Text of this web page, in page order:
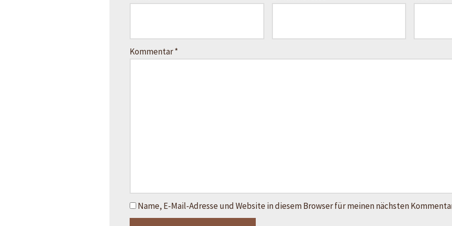
Kommentar*
Name, E-Mail-Adresse und Website in diesem Browser für meinen nächsten